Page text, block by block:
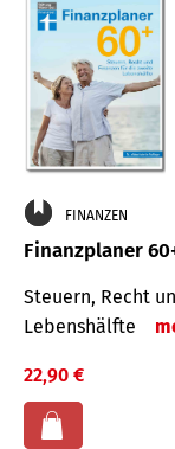
FINANZEN
Finanzplaner
Steuern, Recht
Lebenshälfte
22,90 €